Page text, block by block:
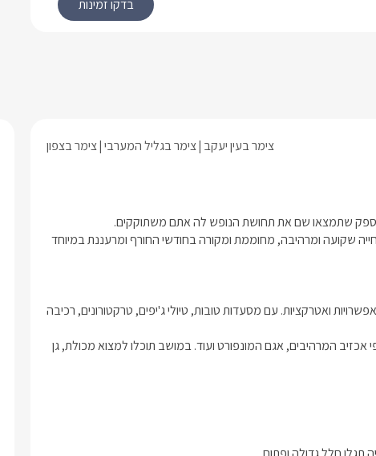
ועמדת כיור בה יחכו לכם מגבות רכות
צימר בעין יעקב צימר בגליל המערבי צימר בצפון